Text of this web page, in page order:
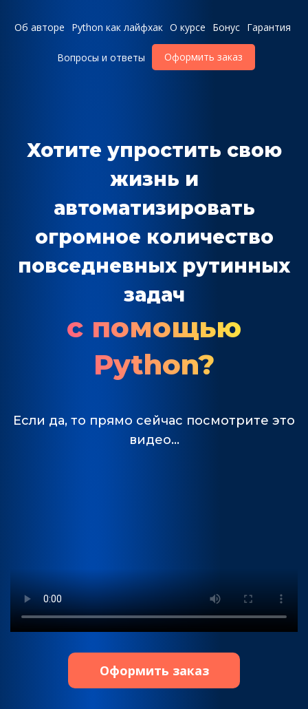
Об авторе Python как лайфхак О курсе Бонус Гарантия
Вопросы и ответы Оформить заказ
Хотите упростить свою
жизнь и
автоматизировать
огромное количество
повседневных рутинных
задач
с помощью
Python?
Если да, то прямо сейчас посмотрите это
видео…
Оформить заказ